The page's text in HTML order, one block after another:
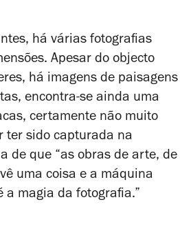
há várias fotografias
Apesar do objecto
há imagens de paisagens
encontra-se ainda uma
certamente não muito
ter sido capturada na
de que “as obras de arte, de
uma coisa e a máquina
magia da fotografia.”